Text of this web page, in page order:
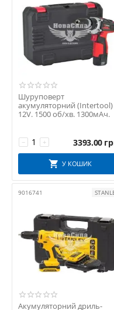
Шуруповерт
акумуляторний (Intertool)
12V. 1500 об/хв. 1300мАч.
+
− 3393.00
У КОШИК
9016741
Акумуляторний дриль-